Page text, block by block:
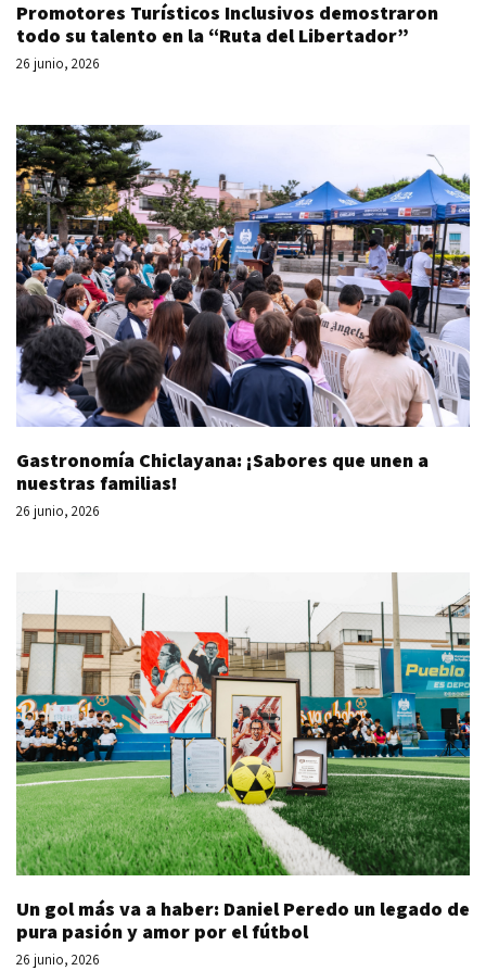
Promotores Turísticos Inclusivos demostraron
todo su talento en la “Ruta del Libertador”
26 junio, 2026
Gastronomía Chiclayana: ¡Sabores que unen a
nuestras familias!
26 junio, 2026
Un gol más va a haber: Daniel Peredo un legado de
pura pasión y amor por el fútbol
26 junio, 2026